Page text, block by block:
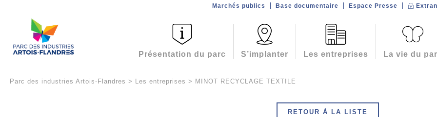
Présentation du parc S’implanter Les entreprises La vie du
Marchés publics Base documentaire Espace Presse
Parc des industries Artois-Flandres > Les entreprises > MINOT RECYCLAGE TEXTILE
RETOUR À LA LISTE